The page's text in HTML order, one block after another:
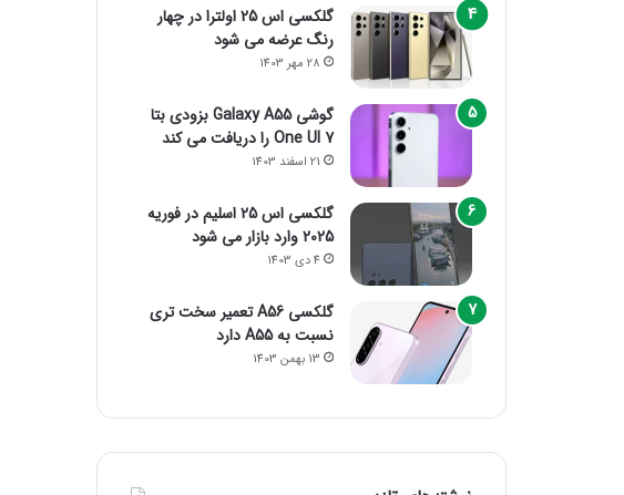
گلکسی اس 25 اولترا در چهار
رنگ عرضه می شود
28 مهر 1403
گوشی Galaxy A55 بزودی بتا
One UI 7 را دریافت می کند
21 اسفند 1403
گلکسی اس 25 اسلیم در فوریه
2025 وارد بازار می شود
4 دی 1403
گلکسی A56 تعمیر سخت تری
نسبت به A55 دارد
13 بهمن 1403